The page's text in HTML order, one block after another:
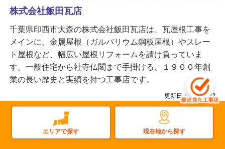
更新日：2025.12.12
雨樋 屋上防水
株式会社飯田瓦店
千葉県印西市大森の株式会社飯田瓦店は、瓦屋根工事を
メインに、金属屋根（ガルバリウム鋼板屋根）やスレー
ト屋根など、幅広い屋根リフォームを請け負っていま
す。一般住宅から社寺仏閣まで手掛ける、１９００年創
業の長い歴史と実績を持つ工事店です。
エリアで探す 現在地から探す